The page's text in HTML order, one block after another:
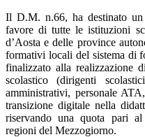
Il D.M. n.66, ha destinato
favore di tutte le istituzioni
d’Aosta e delle province
formativi locali del sistema di
finalizzato alla realizzazione
scolastico (dirigenti
amministrativi, personale
transizione digitale nella
riservando una quota pari
regioni del Mezzogiorno.